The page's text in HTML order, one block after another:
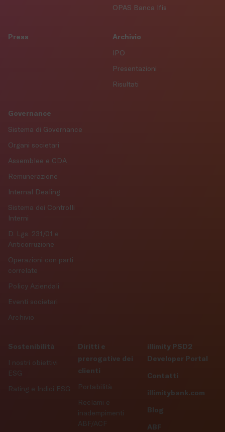
OPAS Banca Ifis
Press Archivio
IPO
Presentazioni
Risultati
Governance
Sistema di Governance
Organi societari
Assemblee e CDA
Remunerazione
Internal Dealing
Sistema dei Controlli
Interni
D. Lgs. 231/01 e
Anticorruzione
Operazioni con parti
correlate
Policy Aziendali
Eventi societari
Archivio
Sostenibilità
I nostri obiettivi
ESG
Rating e Indici ESG
Diritti e
prerogative dei
clienti
Portabilità
Reclami e
inadempimenti
ABF/ACF
illimity PSD2
Developer Portal
Contatti
illimitybank.com
Blog
ABF